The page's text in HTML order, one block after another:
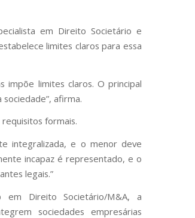
em Direito Societário e
limites claros para essa
impõe limites claros. O principal
afirma.
formais.
integralizada, e o menor deve
incapaz é representado, e o
legais.”
em Direito Societário/M&A, a
sociedades empresárias